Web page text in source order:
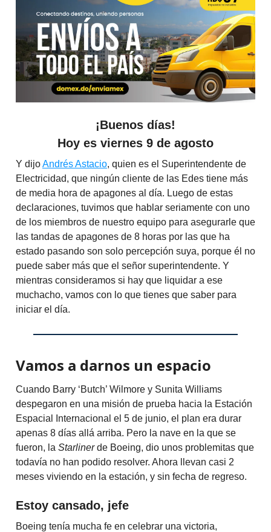
¡Buenos días!
Hoy es viernes 9 de agosto
Y dijoAndrés Astacio, quien es el Superintendente de
Electricidad, que ningún cliente de las Edes tiene más
de media hora de apagones al día. Luego de estas
declaraciones, tuvimos que hablar seriamente con uno
de los miembros de nuestro equipo para asegurarle que
las tandas de apagones de 8 horas por las que ha
estado pasando son solo percepción suya, porque él no
puede saber más que el señor superintendente. Y
mientras consideramos si hay que liquidar a ese
muchacho, vamos con lo que tienes que saber para
iniciar el día.
Vamos a darnos un espacio
Cuando Barry ‘Butch’ Wilmore y Sunita Williams
despegaron en una misión de prueba hacia la Estación
Espacial Internacional el 5 de junio, el plan era durar
apenas 8 días allá arriba. Pero la nave en la que se
fueron, la Starlinerde Boeing, dio unos problemitas que
todavía no han podido resolver. Ahora llevan casi 2
meses viviendo en la estación, y sin fecha de regreso.
Estoy cansado, jefe
Boeing tenía mucha fe en celebrar una victoria,